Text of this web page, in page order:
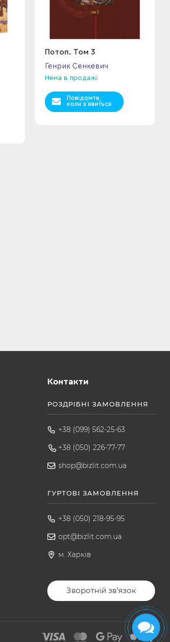
Потоп. Том 3
Генрик Сенкевич
Нема в продажі
Повідомте,
коли з`явиться
Контакти
РОЗДРІБНІ ЗАМОВЛЕННЯ
+38 (099) 562-25-63
+38 (050) 226-77-77
shop@bizlit.com.ua
ГУРТОВІ ЗАМОВЛЕННЯ
+38 (050) 218-95-95
opt@bizlit.com.ua
м. Харків
Зворотній зв'язок